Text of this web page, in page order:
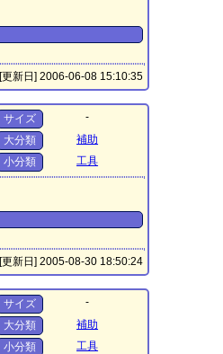
[更新日] 2006-06-08 15:10:35
サイズ
-
大分類
補助
小分類
工具
[更新日] 2005-08-30 18:50:24
サイズ
-
大分類
補助
小分類
工具